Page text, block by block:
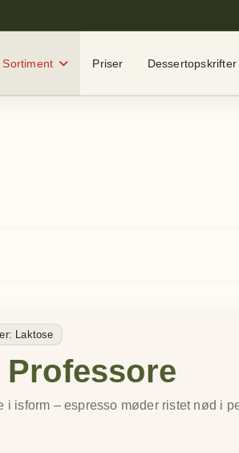
Sortiment Priser Dessertopskrifter
Laktose
Professore
i isform – espresso møder ristet nød i